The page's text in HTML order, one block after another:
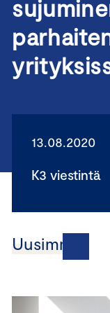
13.08.2020
K3 viestintä
Uusimmat